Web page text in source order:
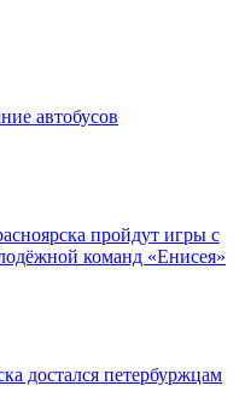
автобусов
пройдут игры с
команд «Енисея»
достался петербуржцам